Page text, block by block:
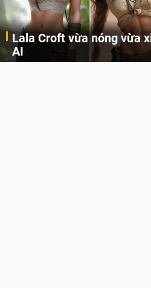
Lala Croft vừa nóng vừa
AI